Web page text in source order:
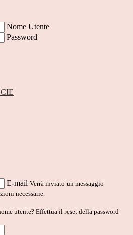
Nome Utente
Password
E-mail Verrà inviato un messaggio
necessarie.
utente? Effettua il reset della password